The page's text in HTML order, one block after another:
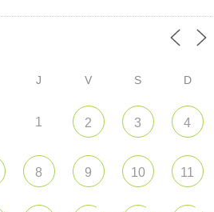
J V S D
1 2 3 4
8 9 10 11